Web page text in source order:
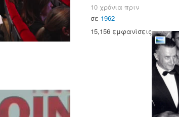
10 χρόνια πριν
σε 1962
15,156 εμφανίσεις